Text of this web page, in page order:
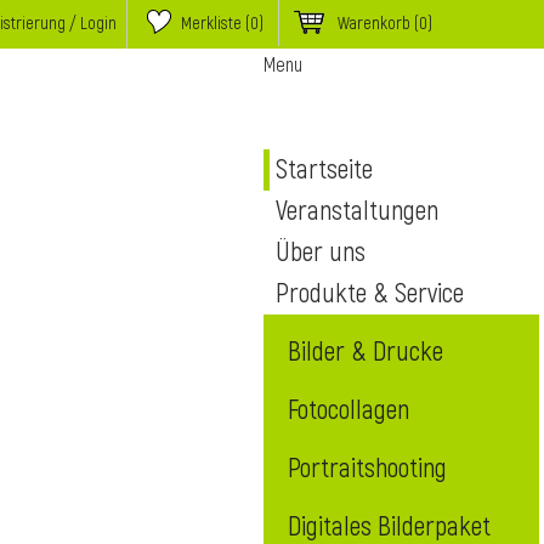
/ Login Merkliste (0) Warenkorb (0)
Menu
Startseite
Veranstaltungen
Über uns
Produkte & Service
Bilder & Drucke
Fotocollagen
Portraitshooting
Digitales Bilderpaket